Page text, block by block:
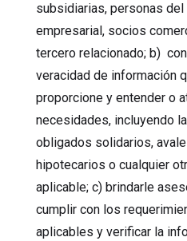
subsidiarias, personas
empresarial, socios
tercero relacionado; b)
veracidad de información
proporcione y entender o
necesidades, incluyendo
obligados solidarios,
hipotecarios o cualquier
aplicable; c) brindarle
cumplir con los
aplicables y verificar la